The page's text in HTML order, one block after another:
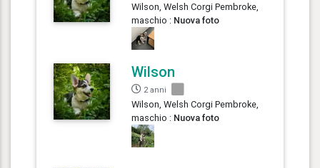
Wilson, Welsh Corgi Pembroke,
maschio : Nuova foto
Wilson
2 anni
Wilson, Welsh Corgi Pembroke,
maschio : Nuova foto